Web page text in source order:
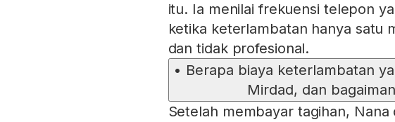
itu. Ia menilai frekuensi telepon
ketika keterlambatan hanya satu
dan tidak profesional.
• Berapa biaya keterlambatan
Mirdad, dan
Setelah membayar tagihan, Nana